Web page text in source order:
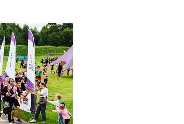
Геленджика
В Братиславе
крупнейший НПЗ
«Яблоко» подаст
Госдумы
Мельникова и
гимнастов сборной